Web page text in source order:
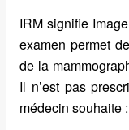
IRM signifie
examen permet
de la
Il n’est pas
médecin souhaite :